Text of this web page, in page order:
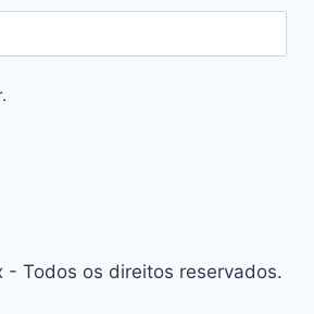
Todos os direitos reservados.